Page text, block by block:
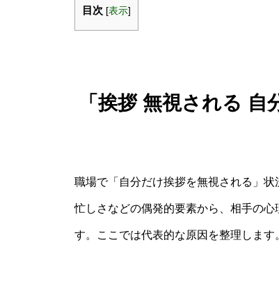
目次 [表示]
「挨拶 無視される
職場で「自分だけ挨拶を無視される」
忙しさなどの偶発的要素から、相手の
す。ここでは代表的な原因を整理します